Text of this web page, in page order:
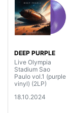
DEEP PURPLE
Live Olympia
Stadium Sao
Paulo vol.1 (purple
vinyl) (2LP)
18.10.2024